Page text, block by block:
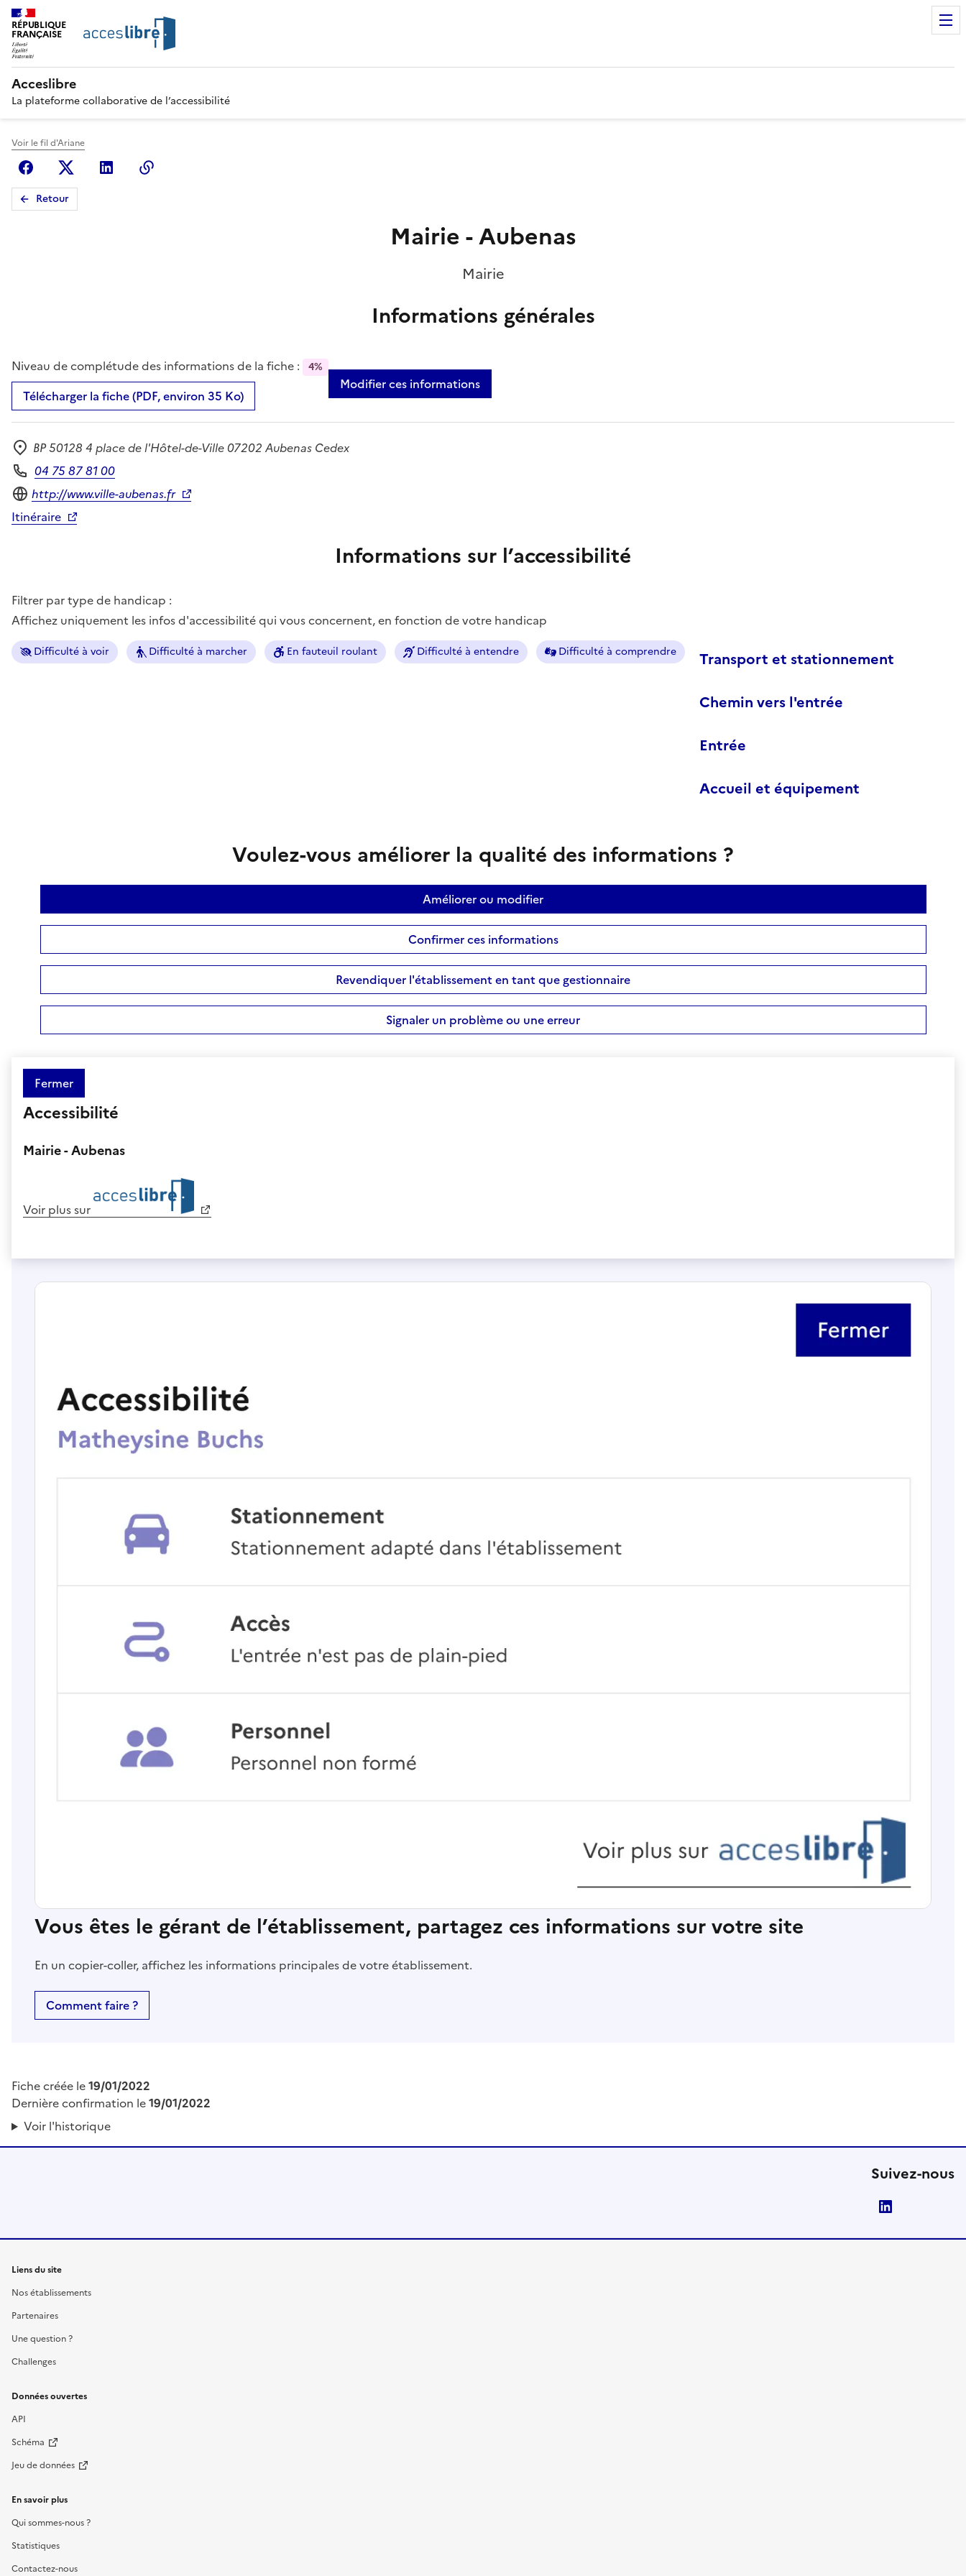
RÉPUBLIQUE
FRANÇAISE
Acceslibre
La plateforme collaborative de l’accessibilité
Voir le fil d'Ariane
FacebookX (anciennement Twitter)
Linkedin
Retour
Mairie - Aubenas
Mairie
Informations générales
Niveau de complétude des informations de la fiche : 4%
Télécharger la fiche (PDF, environ 35 Ko)
Modifier ces informations
Adresse
BP 50128 4 place de l'Hôtel-de-Ville 07202 Aubenas Cedex
Téléphone
04 75 87 81 00
Site internet
http://www.ville-aubenas.fr
Itinéraire
Informations sur l’accessibilité
Filtrer par type de handicap :
Affichez uniquement les infos d'accessibilité qui vous concernent, en fonction de votre handicap
Difficulté à voir Difficulté à marcher En fauteuil roulant Difficulté à entendre Difficulté à comprendre
Transport et stationnement
Chemin vers l'entrée
Entrée
Accueil et équipement
Voulez-vous améliorer la qualité des informations ?
Améliorer ou modifier
Confirmer ces informations
Revendiquer l'établissement en tant que gestionnaire
Signaler un problème ou une erreur
Fermer
Accessibilité
Mairie - Aubenas
Voir plus sur
Vous êtes le gérant de l’établissement, partagez ces informations sur votre site
En un copier-coller, affichez les informations principales de votre établissement.
Comment faire ?
Fiche créée le19/01/2022
Dernière confirmation le19/01/2022
Voir l'historique
Suivez-nous
Liens du site
Nos établissements
Partenaires
Une question ?
Challenges
Données ouvertes
API
Schéma
Jeu de données
En savoir plus
Qui sommes-nous ?
Statistiques
Contactez-nous